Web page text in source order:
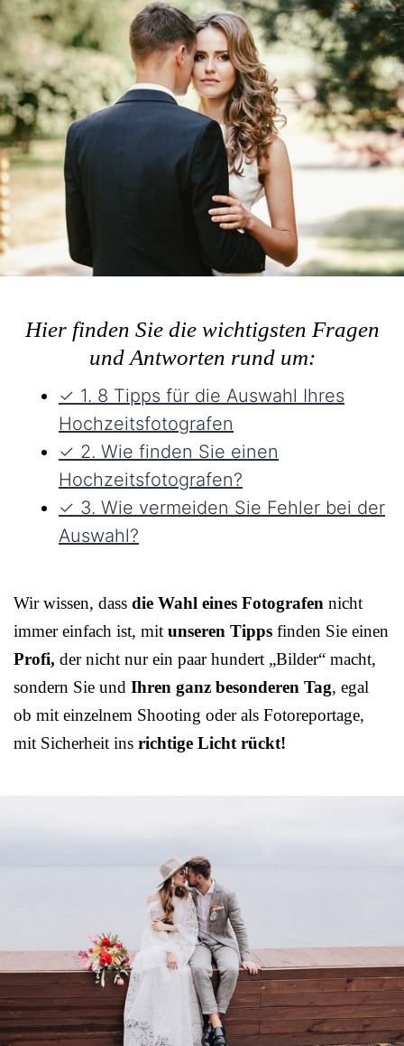
Hier finden Sie die wichtigsten Fragen
und Antworten rund um:
✓ 1. 8 Tipps für die Auswahl Ihres
Hochzeitsfotografen
✓ 2. Wie finden Sie einen
Hochzeitsfotografen?
✓ 3. Wie vermeiden Sie Fehler bei der
Auswahl?
Wir wissen, dass die Wahl eines Fotografen nicht
immer einfach ist, mit unseren Tipps finden Sie einen
Profi, der nicht nur ein paar hundert „Bilder“ macht,
sondern Sie und Ihren ganz besonderen Tag, egal
ob mit einzelnem Shooting oder als Fotoreportage,
mit Sicherheit ins richtige Licht rückt!